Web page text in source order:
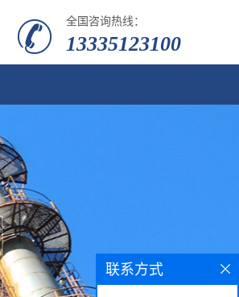
全国咨询热线：
13335123100
联系方式